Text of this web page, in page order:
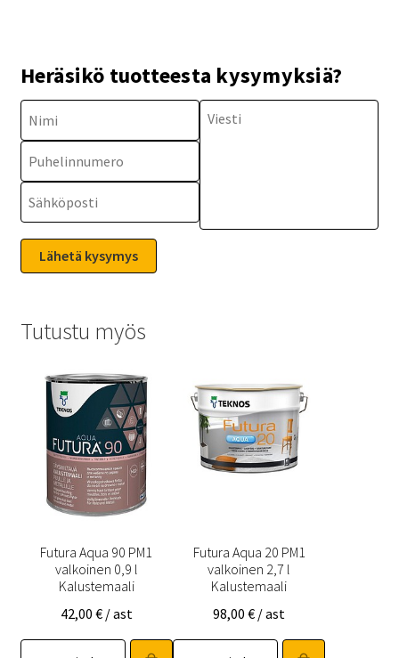
Heräsikö tuotteesta kysymyksiä?
Tutustu myös
Futura Aqua 90 PM1
valkoinen 0,9 l
Kalustemaali
42,00 € / ast
Futura Aqua 20 PM1
valkoinen 2,7 l
Kalustemaali
98,00€ / ast